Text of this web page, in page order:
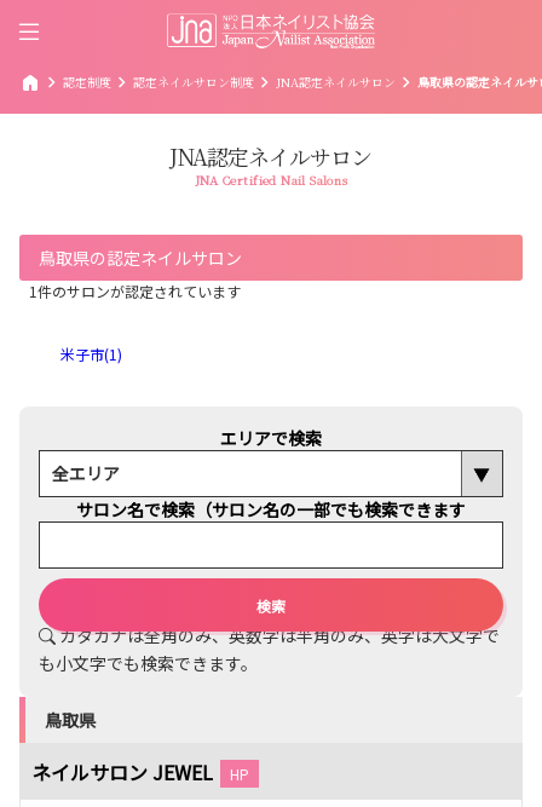
home chevron_right 認定制度 chevron_right 認定ネイルサロン制度 chevron_right JNA認定ネイルサロン chevron_right 鳥取県の認定ネイルサ
JNA認定ネイルサロン
JNA Certified Nail Salons
鳥取県の認定ネイルサロン
1件のサロンが認定されています
米子市(1)
エリアで検索
サロン名で検索（サロン名の一部でも検索できます
カタカナは全角のみ、英数字は半角のみ、英字は大文字で
も小文字でも検索できます。
鳥取県
ネイルサロン JEWEL HP